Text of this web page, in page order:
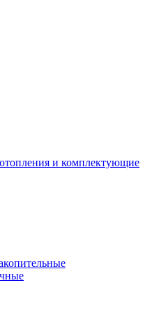
и комплектующие